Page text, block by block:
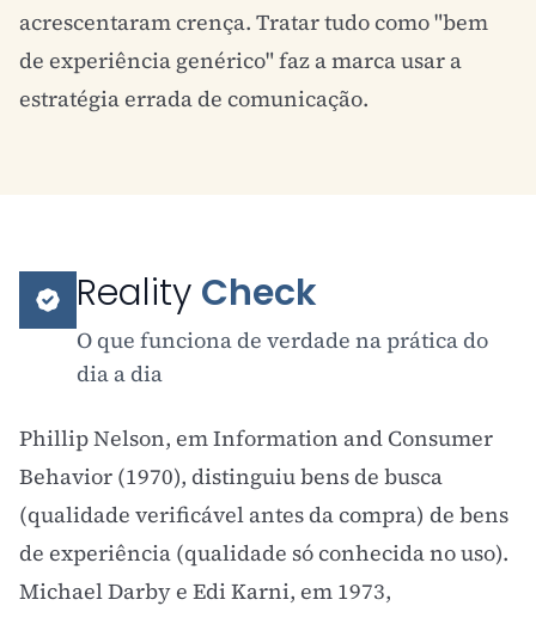
acrescentaram crença. Tratar tudo como "bem
de experiência genérico" faz a marca usar a
estratégia errada de comunicação.
Reality Check
O que funciona de verdade na prática do
dia a dia
Phillip Nelson, em Information and Consumer
Behavior (1970), distinguiu bens de busca
(qualidade verificável antes da compra) de bens
de experiência (qualidade só conhecida no uso).
Michael Darby e Edi Karni, em 1973,